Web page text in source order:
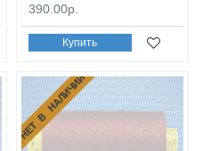
390.00р.
Купить
НЕТ В НАЛИЧИИ